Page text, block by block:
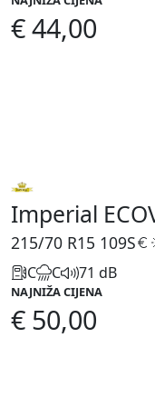
€ 44,00
Imperial
215/70 R15 109S
C C 71 dB
NAJNIŽA CIJENA
€ 50,00